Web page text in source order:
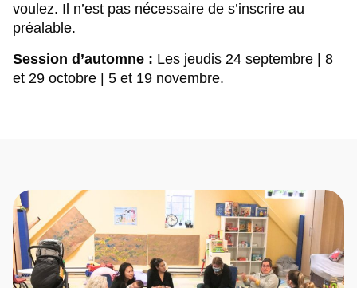
voulez. Il n’est pas nécessaire de s’inscrire au
préalable.
Session d’automne : Les jeudis 24 septembre | 8
et 29 octobre | 5 et 19 novembre.